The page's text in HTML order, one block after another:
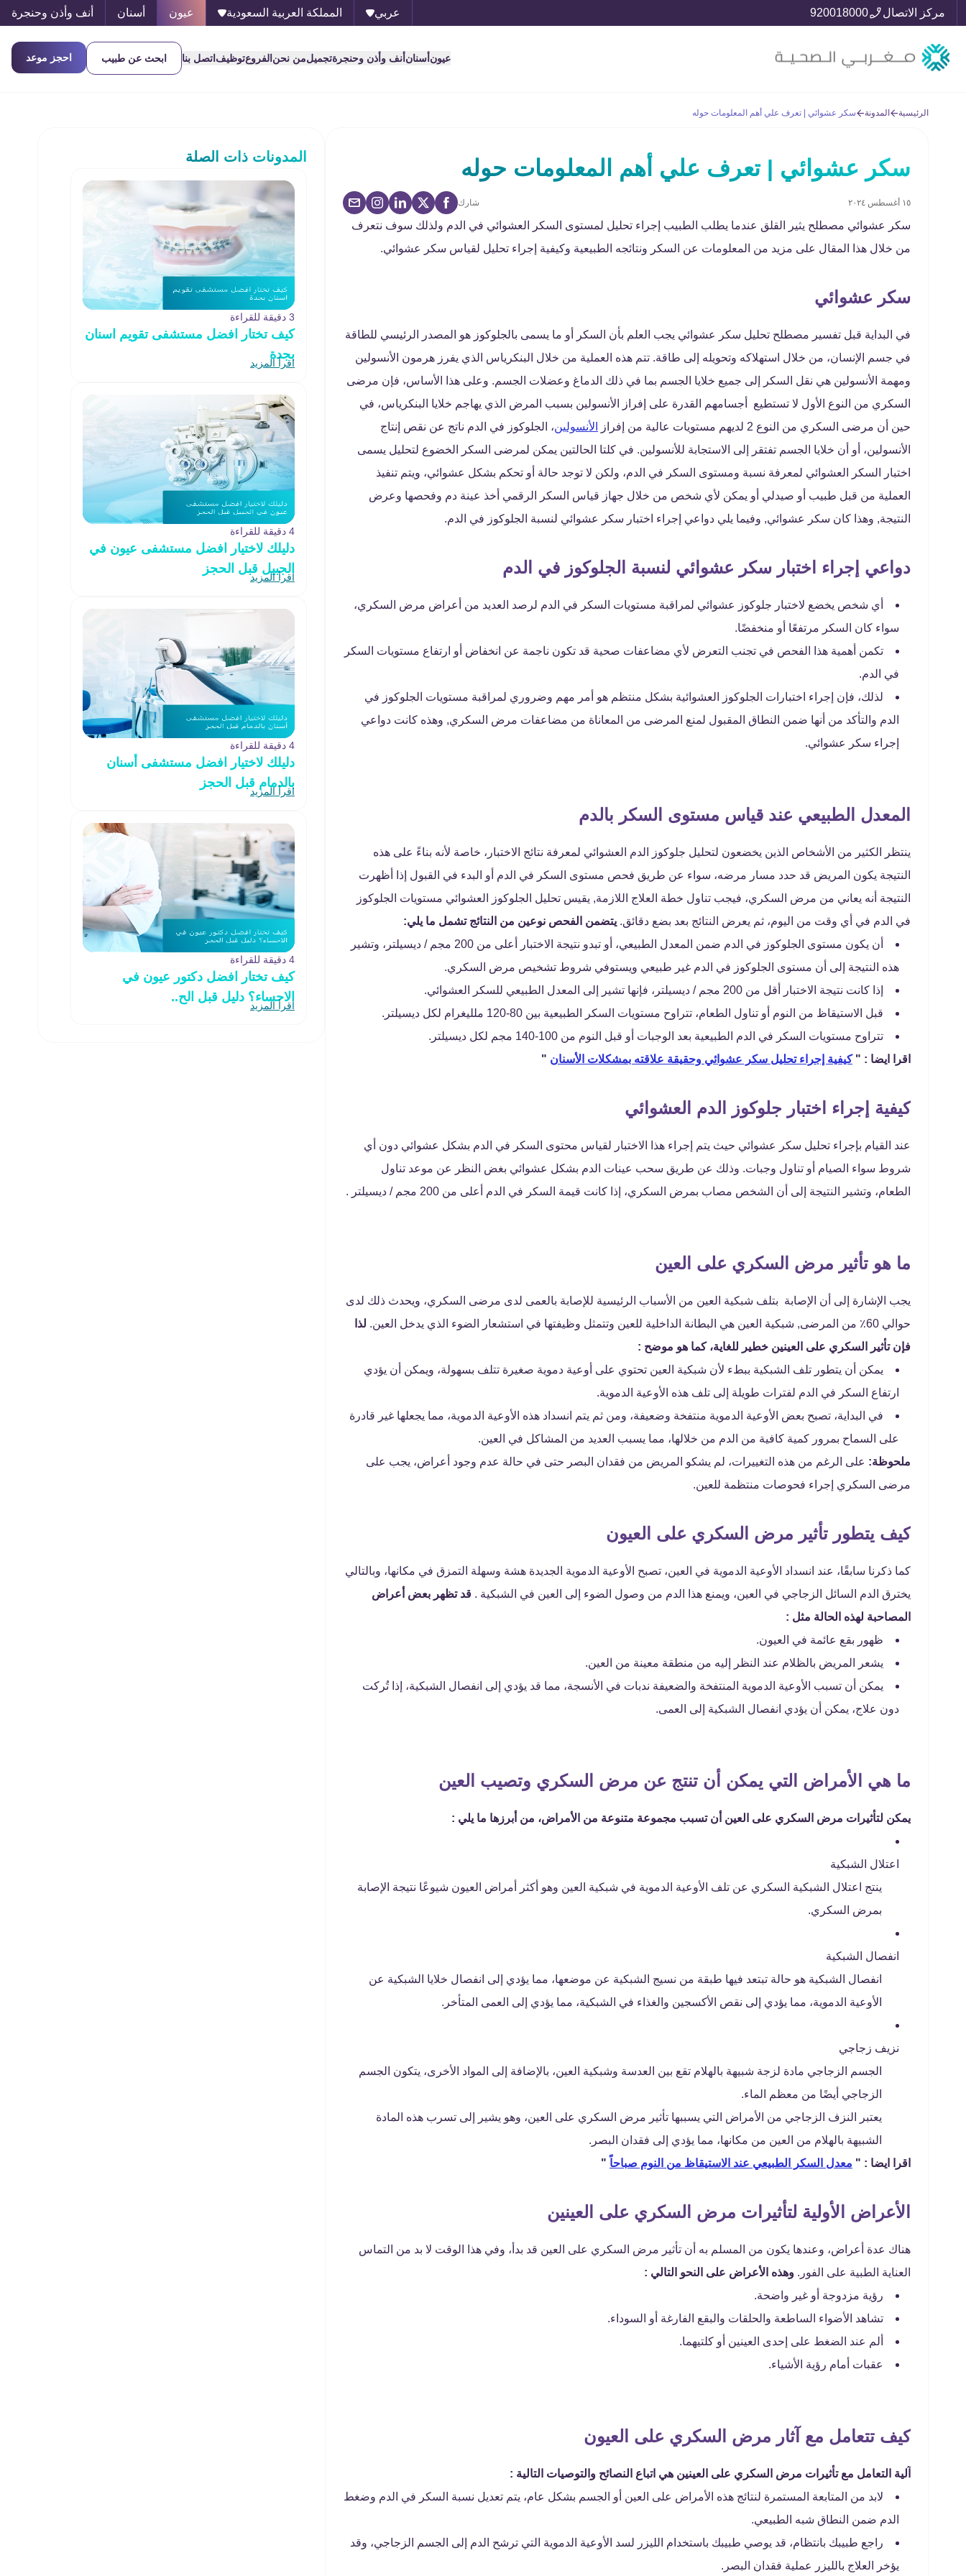
مركز الاتصال 920018000 عربي المملكة العربية السعودية عيون أسنان أنف وأذن وحنجرة
عيون أسنان أنف وأذن وحنجرةتجميلمن نحن الفروعتوظيف اتصل بنا ابحث عن طبيب احجز موعد
الرئيسية المدونة سكر عشوائي | تعرف علي أهم المعلومات حوله
سكر عشوائي | تعرف علي أهم المعلومات حوله
١٥ أغسطس ٢٠٢٤ شارك
سكر عشوائي مصطلح يثير القلق عندما يطلب الطبيب إجراء تحليل لمستوى السكر العشوائي في الدم ولذلك سوف نتعرف
من خلال هذا المقال على مزيد من المعلومات عن السكر ونتائجه الطبيعية وكيفية إجراء تحليل لقياس سكر عشوائي.
سكر عشوائي
في البداية قبل تفسير مصطلح تحليل سكر عشوائي يجب العلم بأن السكر أو ما يسمى بالجلوكوز هو المصدر الرئيسي للطاقة
في جسم الإنسان، من خلال استهلاكه وتحويله إلى طاقة. تتم هذه العملية من خلال البنكرياس الذي يفرز هرمون الأنسولين
ومهمة الأنسولين هي نقل السكر إلى جميع خلايا الجسم بما في ذلك الدماغ وعضلات الجسم. وعلى هذا الأساس، فإن مرضى
السكري من النوع الأول لا تستطيع أجسامهم القدرة على إفراز الأنسولين بسبب المرض الذي يهاجم خلايا البنكرياس، في
حين أن مرضى السكري من النوع 2 لديهم مستويات عالية من إفراز
الأنسولين، الجلوكوز في الدم ناتج عن نقص إنتاج
الأنسولين، أو أن خلايا الجسم تفتقر إلى الاستجابة للأنسولين. في كلتا الحالتين يمكن لمرضى السكر الخضوع لتحليل يسمى
اختبار السكر العشوائي لمعرفة نسبة ومستوى السكر في الدم، ولكن لا توجد حالة أو تحكم بشكل عشوائي، ويتم تنفيذ
العملية من قبل طبيب أو صيدلي أو يمكن لأي شخص من خلال جهاز قياس السكر الرقمي أخذ عينة دم وفحصها وعرض
النتيجة, وهذا كان سكر عشوائي, وفيما يلي دواعي إجراء اختبار سكر عشوائي لنسبة الجلوكوز في الدم.
دواعي إجراء اختبار سكر عشوائي لنسبة الجلوكوز في الدم
أي شخص يخضع لاختبار جلوكوز عشوائي لمراقبة مستويات السكر في الدم لرصد العديد من أعراض مرض السكري،
سواء كان السكر مرتفعًا أو منخفضًا.
تكمن أهمية هذا الفحص في تجنب التعرض لأي مضاعفات صحية قد تكون ناجمة عن انخفاض أو ارتفاع مستويات السكر
في الدم.
لذلك، فإن إجراء اختبارات الجلوكوز العشوائية بشكل منتظم هو أمر مهم وضروري لمراقبة مستويات الجلوكوز في
الدم والتأكد من أنها ضمن النطاق المقبول لمنع المرضى من المعاناة من مضاعفات مرض السكري, وهذه كانت دواعي
إجراء سكر عشوائي.
المعدل الطبيعي عند قياس مستوى السكر بالدم
ينتظر الكثير من الأشخاص الذين يخضعون لتحليل جلوكوز الدم العشوائي لمعرفة نتائج الاختبار، خاصة لأنه بناءً على هذه
النتيجة يكون المريض قد حدد مسار مرضه، سواء عن طريق فحص مستوى السكر في الدم أو البدء في القبول إذا أظهرت
النتيجة أنه يعاني من مرض السكري، فيجب تناول خطة العلاج اللازمة, يقيس تحليل الجلوكوز العشوائي مستويات الجلوكوز
في الدم في أي وقت من اليوم، ثم يعرض النتائج بعد بضع دقائق. يتضمن الفحص نوعين من النتائج تشمل ما يلي:
أن يكون مستوى الجلوكوز في الدم ضمن المعدل الطبيعي، أو تبدو نتيجة الاختبار أعلى من 200 مجم / ديسيلتر، وتشير
هذه النتيجة إلى أن مستوى الجلوكوز في الدم غير طبيعي ويستوفي شروط تشخيص مرض السكري.
إذا كانت نتيجة الاختبار أقل من 200 مجم / ديسيلتر، فإنها تشير إلى المعدل الطبيعي للسكر العشوائي.
قبل الاستيقاظ من النوم أو تناول الطعام، تتراوح مستويات السكر الطبيعية بين 80-120 ملليغرام لكل ديسيلتر.
تتراوح مستويات السكر في الدم الطبيعية بعد الوجبات أو قبل النوم من 100-140 مجم لكل ديسيلتر.
اقرا ايضا : "كيفية إجراء تحليل سكر عشوائي وحقيقة علاقته بمشكلات الأسنان "
كيفية إجراء اختبار جلوكوز الدم العشوائي
عند القيام بإجراء تحليل سكر عشوائي حيث يتم إجراء هذا الاختبار لقياس محتوى السكر في الدم بشكل عشوائي دون أي
شروط سواء الصيام أو تناول وجبات. وذلك عن طريق سحب عينات الدم بشكل عشوائي بغض النظر عن موعد تناول
الطعام، وتشير النتيجة إلى أن الشخص مصاب بمرض السكري، إذا كانت قيمة السكر في الدم أعلى من 200 مجم / ديسيلتر .
ما هو تأثير مرض السكري على العين
يجب الإشارة إلى أن الإصابة بتلف شبكية العين من الأسباب الرئيسية للإصابة بالعمى لدى مرضى السكري، ويحدث ذلك لدى
حوالي 60٪ من المرضى, شبكية العين هي البطانة الداخلية للعين وتتمثل وظيفتها في استشعار الضوء الذي يدخل العين.
لذا
فإن تأثير السكري على العينين خطير للغاية، كما هو موضح :
يمكن أن يتطور تلف الشبكية ببطء لأن شبكية العين تحتوي على أوعية دموية صغيرة تتلف بسهولة، ويمكن أن يؤدي
ارتفاع السكر في الدم لفترات طويلة إلى تلف هذه الأوعية الدموية.
في البداية، تصبح بعض الأوعية الدموية منتفخة وضعيفة، ومن ثم يتم انسداد هذه الأوعية الدموية، مما يجعلها غير قادرة
على السماح بمرور كمية كافية من الدم من خلالها، مما يسبب العديد من المشاكل في العين.
ملحوظة: على الرغم من هذه التغييرات، لم يشكو المريض من فقدان البصر حتى في حالة عدم وجود أعراض، يجب على
مرضى السكري إجراء فحوصات منتظمة للعين.
كيف يتطور تأثير مرض السكري على العيون
كما ذكرنا سابقًا، عند انسداد الأوعية الدموية في العين، تصبح الأوعية الدموية الجديدة هشة وسهلة التمزق في مكانها، وبالتالي
يخترق الدم السائل الزجاجي في العين، ويمنع هذا الدم من وصول الضوء إلى العين في الشبكية . قد تظهر بعض أعراض
المصاحبة لهذه الحالة مثل :
ظهور بقع عائمة في العيون.
يشعر المريض بالظلام عند النظر إليه من منطقة معينة من العين.
يمكن أن تسبب الأوعية الدموية المنتفخة والضعيفة ندبات في الأنسجة، مما قد يؤدي إلى انفصال الشبكية، إذا تُركت
دون علاج، يمكن أن يؤدي انفصال الشبكية إلى العمى.
ما هي الأمراض التي يمكن أن تنتج عن مرض السكري وتصيب العين
يمكن لتأثيرات مرض السكري على العين أن تسبب مجموعة متنوعة من الأمراض، من أبرزها ما يلي :
اعتلال الشبكية
ينتج اعتلال الشبكية السكري عن تلف الأوعية الدموية في شبكية العين وهو أكثر أمراض العيون شيوعًا نتيجة الإصابة
بمرض السكري.
انفصال الشبكية
انفصال الشبكية هو حالة تبتعد فيها طبقة من نسيج الشبكية عن موضعها، مما يؤدي إلى انفصال خلايا الشبكية عن
الأوعية الدموية، مما يؤدي إلى نقص الأكسجين والغذاء في الشبكية، مما يؤدي إلى العمى المتأخر.
نزيف زجاجي
الجسم الزجاجي مادة لزجة شبيهة بالهلام تقع بين العدسة وشبكية العين، بالإضافة إلى المواد الأخرى، يتكون الجسم
الزجاجي أيضًا من معظم الماء.
يعتبر النزف الزجاجي من الأمراض التي يسببها تأثير مرض السكري على العين، وهو يشير إلى تسرب هذه المادة
الشبيهة بالهلام من العين من مكانها، مما يؤدي إلى فقدان البصر.
اقرا ايضا : " معدل السكر الطبيعي عند الاستيقاظ من النوم صباحاً "
الأعراض الأولية لتأثيرات مرض السكري على العينين
هناك عدة أعراض، وعندها يكون من المسلم به أن تأثير مرض السكري على العين قد بدأ، وفي هذا الوقت لا بد من التماس
العناية الطبية على الفور. وهذه الأعراض على النحو التالي :
رؤية مزدوجة أو غير واضحة.
تشاهد الأضواء الساطعة والحلقات والبقع الفارغة أو السوداء.
ألم عند الضغط على إحدى العينين أو كلتيهما.
عقبات أمام رؤية الأشياء.
كيف تتعامل مع آثار مرض السكري على العيون
آلية التعامل مع تأثيرات مرض السكري على العينين هي اتباع النصائح والتوصيات التالية :
لابد من المتابعة المستمرة لنتائج هذه الأمراض على العين أو الجسم بشكل عام، يتم تعديل نسبة السكر في الدم وضغط
الدم ضمن النطاق شبه الطبيعي.
راجع طبيبك بانتظام، قد يوصي طبيبك باستخدام الليزر لسد الأوعية الدموية التي ترشح الدم إلى الجسم الزجاجي، وقد
يؤخر العلاج بالليزر عملية فقدان البصر.
المدونات ذات الصلة
3 دقيقة للقراءة
كيف تختار افضل مستشفى تقويم اسنان
بجدة
اقرأ المزيد
4 دقيقة للقراءة
دليلك لاختيار افضل مستشفى عيون في
الجبيل قبل الحجز
اقرأ المزيد
4 دقيقة للقراءة
دليلك لاختيار افضل مستشفى أسنان
بالدمام قبل الحجز
اقرأ المزيد
4 دقيقة للقراءة
كيف تختار افضل دكتور عيون في
الاحساء؟ دليل قبل الح..
اقرأ المزيد